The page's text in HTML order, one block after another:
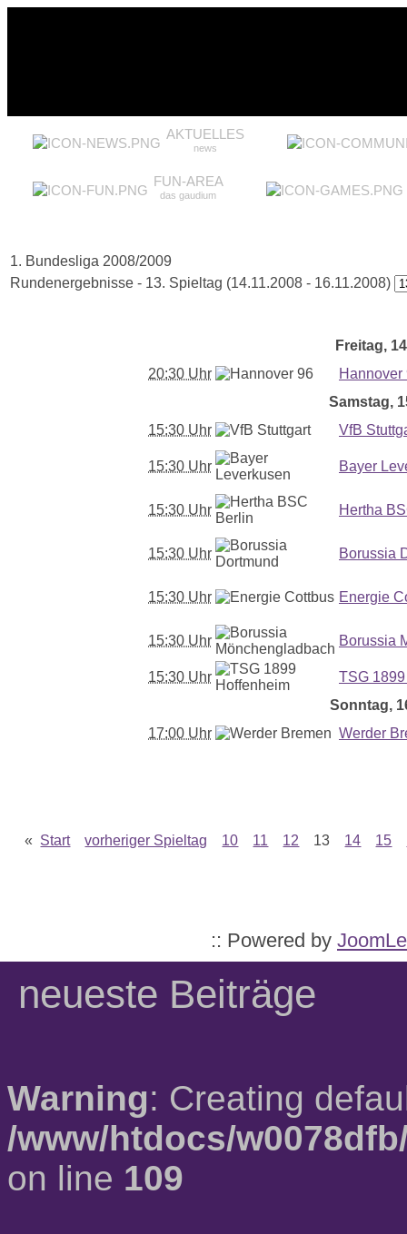
AKTUELLES
news
FUN-AREA
das gaudium
1. Bundesliga 2008/2009
Rundenergebnisse - 13. Spieltag (14.11.2008 - 16.11.2008)
Freitag,
20:30 Uhr
Hannover
Samstag,
15:30 Uhr
VfB
15:30 Uhr Bayer
15:30 Uhr Hertha
15:30 Uhr Borussia
15:30 Uhr Energie
15:30 Uhr Borussia
15:30 Uhr
TSG
Sonntag,
17:00 Uhr
Werder
« Start vorheriger Spieltag 10 11 12 13 14 15
:: Powered by
neueste Beiträge
Warning: Creating
/www/htdocs/
on line 109